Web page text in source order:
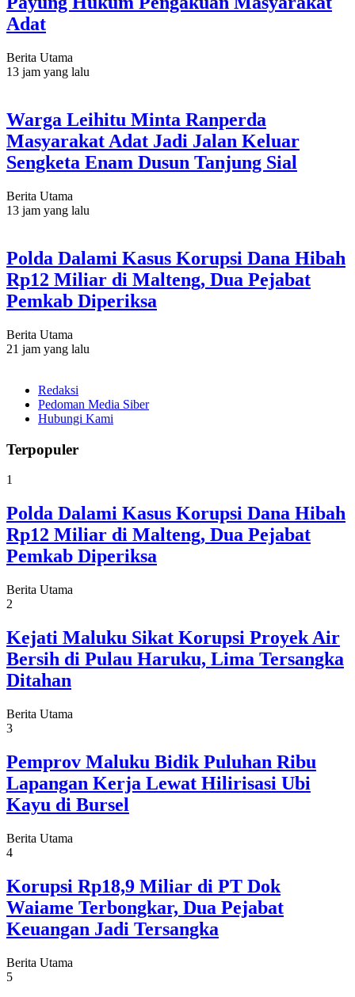
Adat
Berita Utama
13 jam yang lalu
Warga Leihitu Minta Ranperda
Masyarakat Adat Jadi Jalan Keluar
Sengketa Enam Dusun Tanjung Sial
Berita Utama
13 jam yang lalu
Polda Dalami Kasus Korupsi Dana Hibah
Rp12 Miliar di Malteng, Dua Pejabat
Pemkab Diperiksa
Berita Utama
21 jam yang lalu
Redaksi
Pedoman Media Siber
Hubungi Kami
Terpopuler
1
Polda Dalami Kasus Korupsi Dana Hibah
Rp12 Miliar di Malteng, Dua Pejabat
Pemkab Diperiksa
Berita Utama
2
Kejati Maluku Sikat Korupsi Proyek Air
Bersih di Pulau Haruku, Lima Tersangka
Ditahan
Berita Utama
3
Pemprov Maluku Bidik Puluhan Ribu
Lapangan Kerja Lewat Hilirisasi Ubi
Kayu di Bursel
Berita Utama
4
Korupsi Rp18,9 Miliar di PT Dok
Waiame Terbongkar, Dua Pejabat
Keuangan Jadi Tersangka
Berita Utama
5